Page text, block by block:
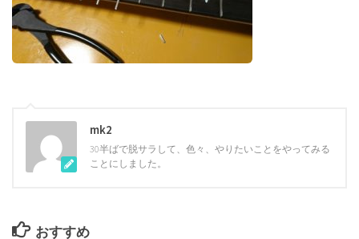
mk2
30半ばで脱サラして、色々、やりたいことをやってみる
ことにしました。
おすすめ